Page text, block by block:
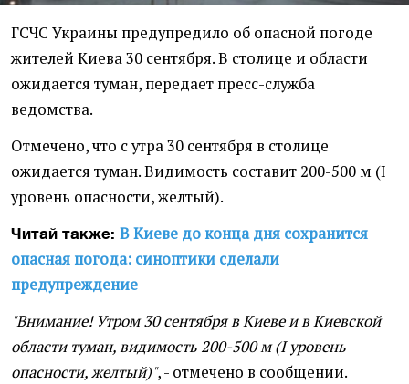
ГСЧС Украины предупредило об опасной погоде
жителей Киева 30 сентября. В столице и области
ожидается туман, передает пресс-служба
ведомства.
Отмечено, что с утра 30 сентября в столице
ожидается туман. Видимость составит 200-500 м (I
уровень опасности, желтый).
Читай также: В Киеве до конца дня сохранится
опасная погода: синоптики сделали
предупреждение
"Внимание! Утром 30 сентября в Киеве и в Киевской
области туман, видимость 200-500 м (I уровень
опасности, желтый)", - отмечено в сообщении.